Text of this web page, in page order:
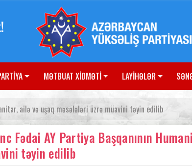
MƏTBUAT XİDMƏTİ LAYİHƏLƏR
ailə və uşaq məsələləri üzrə müavini təyin edilib
Fədai AY Partiya Başqanının
təyin edilib